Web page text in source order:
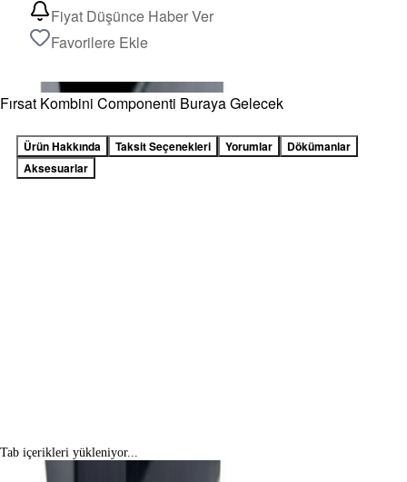
Fiyat Düşünce Haber Ver
Favorilere Ekle
Fırsat Kombini Componenti Buraya Gelecek
Ürün Hakkında Taksit Seçenekleri Yorumlar
Dökümanlar
Aksesuarlar
Tab içerikleri yükleniyor...